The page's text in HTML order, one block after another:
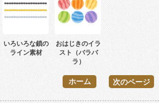
いろいろな鎖の
ライン素材
おはじきのイラ
スト（バラバ
ラ）
次のページ
ホーム